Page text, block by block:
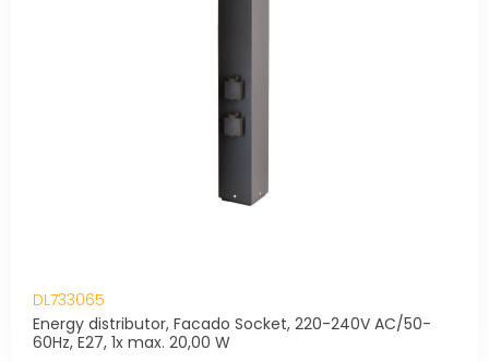
DL733065
Energy distributor, Facado Socket, 220-240V AC/50-
60Hz, E27, 1x max. 20,00 W